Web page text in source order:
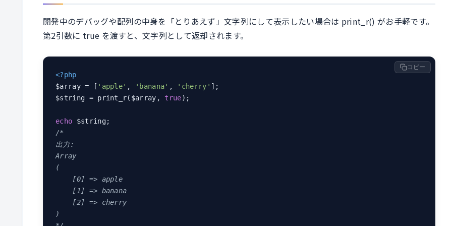
開発中のデバッグや配列の中身を「とりあえず」文字列にして表示したい場合は print_r() がお手軽です。
第2引数に true を渡すと、文字列として返却されます。
<?php
$array = [ 'apple' , 'banana' , 'cherry' ];
$string = print_r($array, true);
echo
/*
出力:
Array
(
    [0] => apple
    [1] => banana
    [2] => cherry
)
コピー